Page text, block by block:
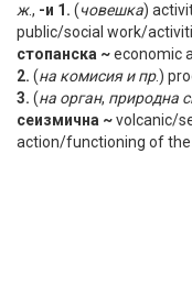
ж., -и 1. (човешка)
public/social work/
стопанска ~economic
2. (на комисия и пр.)
3. (на орган, природна
сеизмична ~volcanic/
action/functioning of the